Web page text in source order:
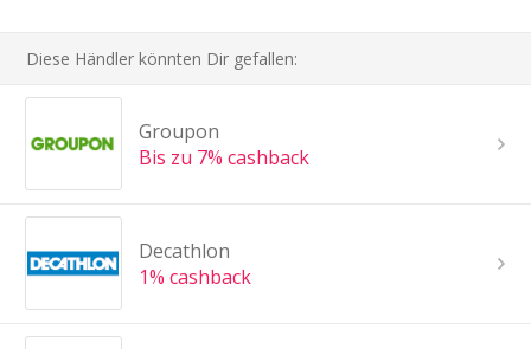
Diese Händler könnten Dir gefallen:
Groupon
Bis zu 7% cashback
Decathlon
1% cashback